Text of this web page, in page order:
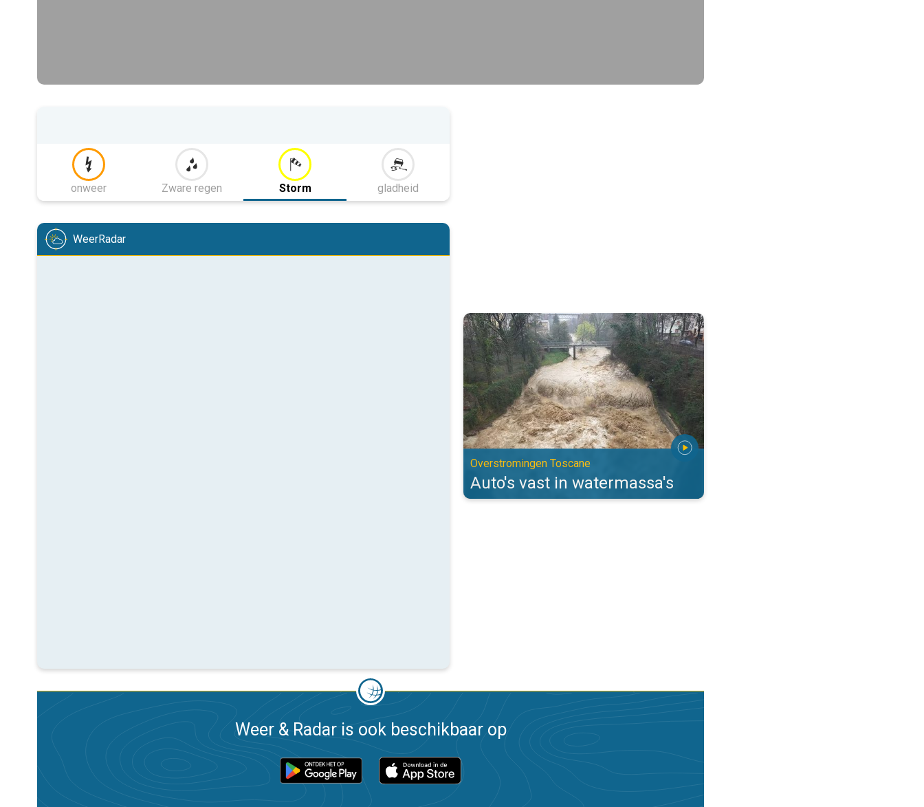
onweer Zware regen Storm gladheid
WeerRadar
Auto's vast in watermassa's. Overstromingen Toscane. . .
Overstromingen Toscane
Auto's vast in watermassa's
Weer & Radar is ook beschikbaar op